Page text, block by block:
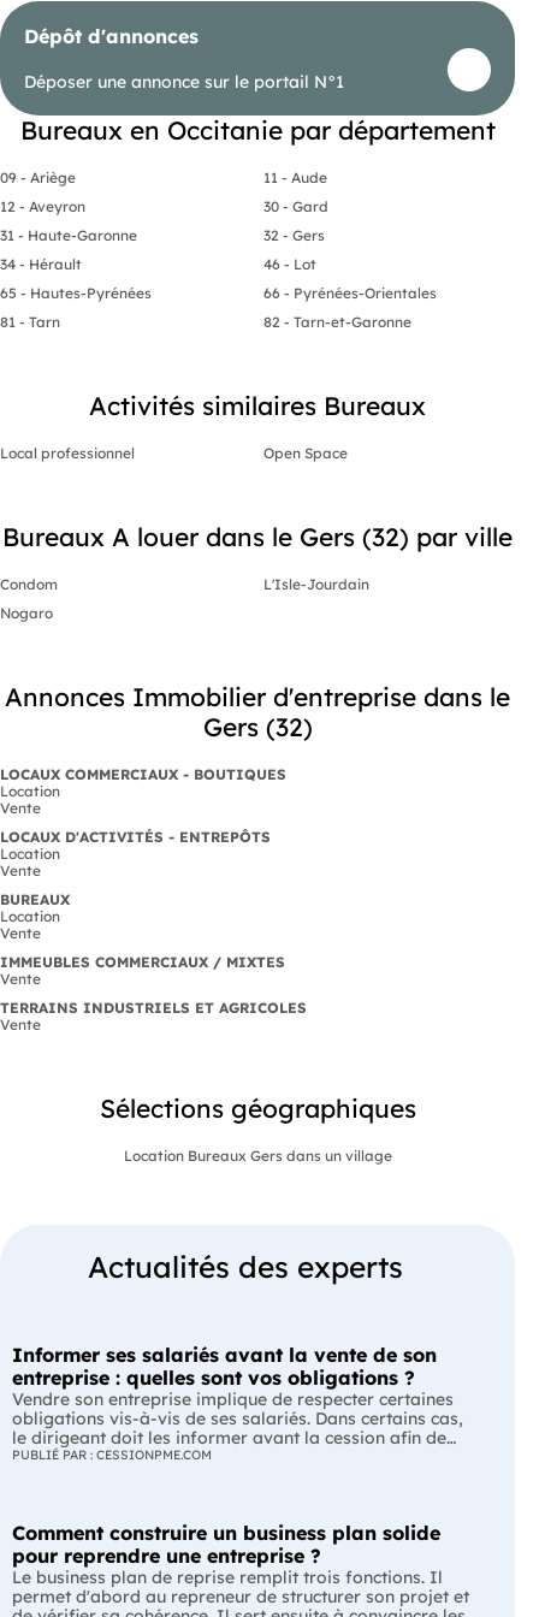
Dépôt d'annonces
Déposer une annonce sur le portail N°1
Bureaux en Occitanie par département
09 - Ariège
11 - Aude
12 - Aveyron
30 - Gard
31 - Haute-Garonne
32 - Gers
34 - Hérault
46 - Lot
65 - Hautes-Pyrénées
66 - Pyrénées-Orientales
81 - Tarn
82 - Tarn-et-Garonne
Activités similaires Bureaux
Local professionnel Open Space
Bureaux A louer dans le Gers (32) par ville
Condom
L'Isle-Jourdain
Nogaro
Annonces Immobilier d'entreprise dans le
Gers (32)
LOCAUX COMMERCIAUX - BOUTIQUES
Location
Vente
LOCAUX D'ACTIVITÉS - ENTREPÔTS
Location
Vente
BUREAUX
Location
Vente
IMMEUBLES COMMERCIAUX / MIXTES
Vente
TERRAINS INDUSTRIELS ET AGRICOLES
Vente
Sélections géographiques
Location Bureaux Gers dans un village
Actualités des experts
Informer ses salariés avant la vente de son
entreprise : quelles sont vos obligations ?
Vendre son entreprise implique de respecter certaines
obligations vis-à-vis de ses salariés. Dans certains cas,
le dirigeant doit les informer avant la cession afin de
leur permettre, s'ils le souhaitent, de présenter une offre
L'essentiel Les entreprises de moins de 250 salariés sont
soumises, dans certains cas, à une obligation
d'information préalable des salariés. Cette obligation
concerne la vente d'un fonds de commerce ou la cession
de la majorité des titres d'une société. Le délai
PUBLIÉ PAR : CESSIONPME.COM
Comment construire un business plan solide
pour reprendre une entreprise ?
Le business plan de reprise remplit trois fonctions. Il
permet d'abord au repreneur de structurer son projet et